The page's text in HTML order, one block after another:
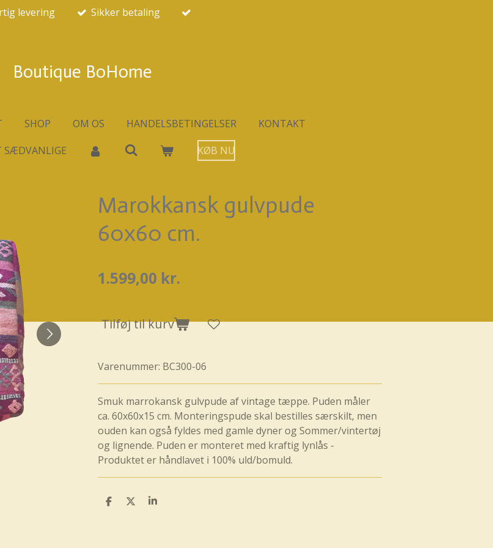
levering Sikker betaling
Boutique BoHome
SHOP OM OS HANDELSBETINGELSER
KONTAKT
SÆDVANLIGE
KØB NU
Marokkansk gulvpude
60x60 cm.
1.599,00 kr.
Tilføj til kurv
Varenummer: BC300-06
Smuk marrokansk gulvpude af vintage tæppe. Puden måler
ca. 60x60x15 cm. Monteringspude skal bestilles særskilt, men
ouden kan også fyldes med gamle dyner og Sommer/vintertøj
og lignende. Puden er monteret med kraftig lynlås -
Produktet er håndlavet i 100% uld/bomuld.
D
D
D